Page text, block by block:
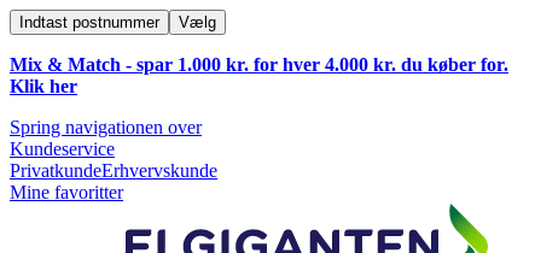
Indtast postnummer Vælg
Mix & Match - spar 1.000 kr. for hver 4.000 kr. du køber for.
Klik her
Spring navigationen over
Kundeservice
PrivatkundeErhvervskunde
Mine favoritter